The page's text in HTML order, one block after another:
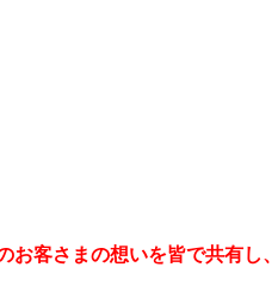
客さまの想いを皆で共有し、